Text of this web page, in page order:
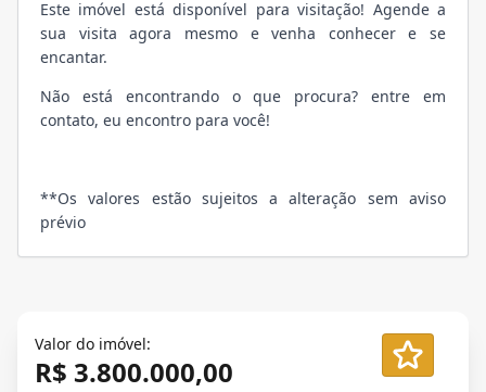
Este imóvel está disponível para visitação! Agende a
sua visita agora mesmo e venha conhecer e se
encantar.
Não está encontrando o que procura? entre em
contato, eu encontro para você!
**Os valores estão sujeitos a alteração sem aviso
prévio
Valor do imóvel:
R$ 3.800.000,00